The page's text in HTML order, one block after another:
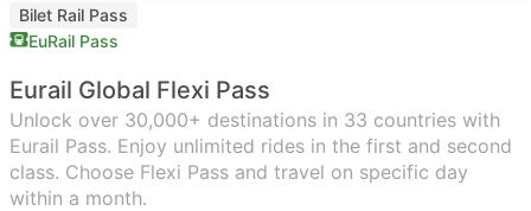
Bilet Rail Pass
EuRail Pass
Eurail Global Flexi Pass
Unlock over 30,000+ destinations in 33 countries with
Eurail Pass. Enjoy unlimited rides in the first and second
class. Choose Flexi Pass and travel on specific day
within a month.